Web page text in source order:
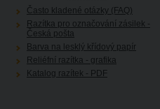
Často kladené otázky (FAQ)
Razítka pro označování zásilek -
Česká pošta
Barva na lesklý křídový papír
Reliéfní razítka - grafika
Katalog razítek - PDF